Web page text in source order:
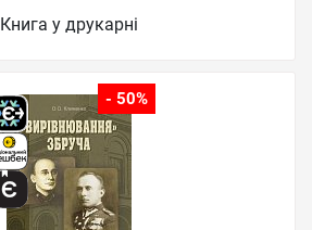
Книга у друкарні
- 50%